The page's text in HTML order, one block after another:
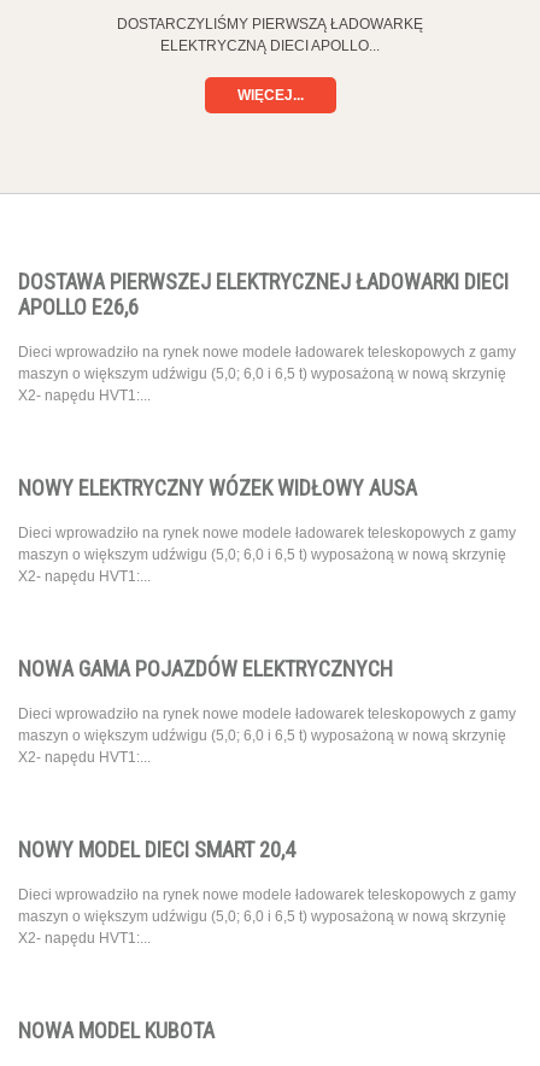
DOSTARCZYLIŚMY PIERWSZĄ ŁADOWARKĘ
ELEKTRYCZNĄ DIECI APOLLO...
WIĘCEJ...
DOSTAWA PIERWSZEJ ELEKTRYCZNEJ ŁADOWARKI DIECI
APOLLO E26,6
Dieci wprowadziło na rynek nowe modele ładowarek teleskopowych z gamy
maszyn o większym udźwigu (5,0; 6,0 i 6,5 t) wyposażoną w nową skrzynię
X2- napędu HVT1:...
NOWY ELEKTRYCZNY WÓZEK WIDŁOWY AUSA
Dieci wprowadziło na rynek nowe modele ładowarek teleskopowych z gamy
maszyn o większym udźwigu (5,0; 6,0 i 6,5 t) wyposażoną w nową skrzynię
X2- napędu HVT1:...
NOWA GAMA POJAZDÓW ELEKTRYCZNYCH
Dieci wprowadziło na rynek nowe modele ładowarek teleskopowych z gamy
maszyn o większym udźwigu (5,0; 6,0 i 6,5 t) wyposażoną w nową skrzynię
X2- napędu HVT1:...
NOWY MODEL DIECI SMART 20,4
Dieci wprowadziło na rynek nowe modele ładowarek teleskopowych z gamy
maszyn o większym udźwigu (5,0; 6,0 i 6,5 t) wyposażoną w nową skrzynię
X2- napędu HVT1:...
NOWA MODEL KUBOTA